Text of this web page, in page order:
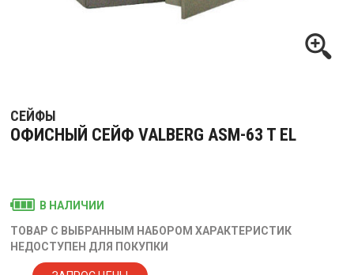
СЕЙФЫ
ОФИСНЫЙ СЕЙФ VALBERG ASM-63 T EL
В НАЛИЧИИ
ТОВАР С ВЫБРАННЫМ НАБОРОМ ХАРАКТЕРИСТИК
НЕДОСТУПЕН ДЛЯ ПОКУПКИ